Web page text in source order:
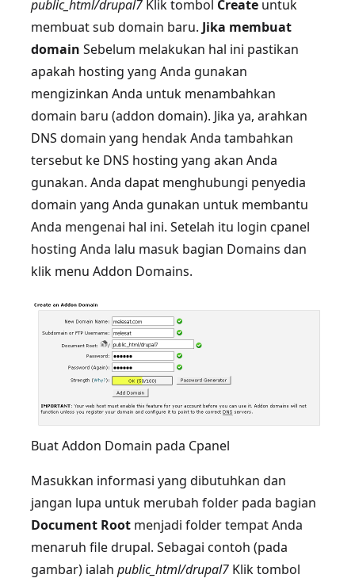
public_html/drupal7 Klik tombol Create untuk
membuat sub domain baru. Jika membuat
domain Sebelum melakukan hal ini pastikan
apakah hosting yang Anda gunakan
mengizinkan Anda untuk menambahkan
domain baru (addon domain). Jika ya, arahkan
DNS domain yang hendak Anda tambahkan
tersebut ke DNS hosting yang akan Anda
gunakan. Anda dapat menghubungi penyedia
domain yang Anda gunakan untuk membantu
Anda mengenai hal ini. Setelah itu login cpanel
hosting Anda lalu masuk bagian Domains dan
klik menu Addon Domains.
Buat Addon Domain pada Cpanel
Masukkan informasi yang dibutuhkan dan
jangan lupa untuk merubah folder pada bagian
Document Root menjadi folder tempat Anda
menaruh file drupal. Sebagai contoh (pada
gambar) ialah public_html/drupal7 Klik tombol